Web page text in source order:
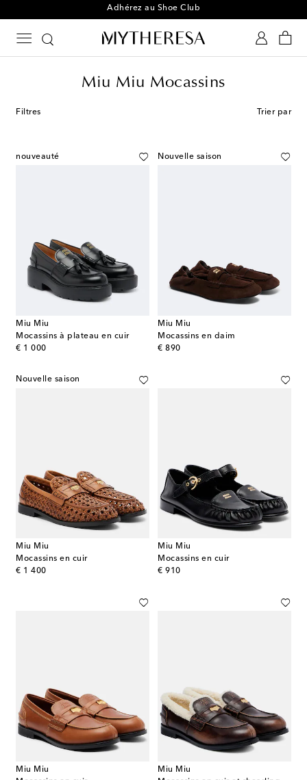
Adhérez au Shoe Club
Miu Miu Mocassins
Filtres Trier par
nouveauté
Miu Miu
Mocassins à plateau en cuir
€ 1 000
original price
Nouvelle saison
Miu Miu
Mocassins en daim
€ 890
original price
Nouvelle saison
Miu Miu
Mocassins en cuir
€ 1 400
original price
Miu Miu
Mocassins en cuir
€ 910
original price
Miu Miu
Miu Miu